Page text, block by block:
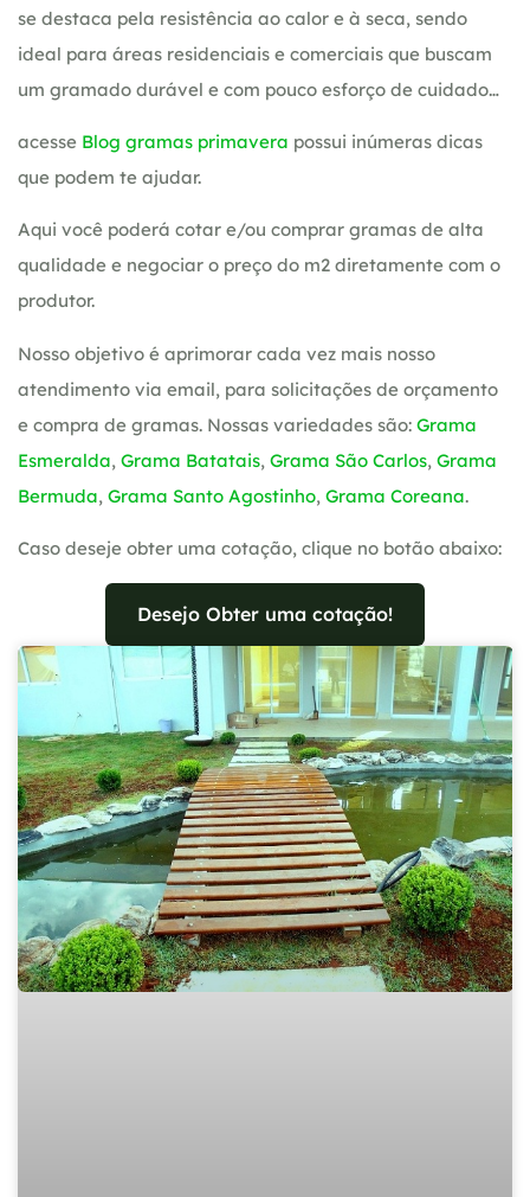
se destaca pela resistência ao calor e à seca, sendo
ideal para áreas residenciais e comerciais que buscam
um gramado durável e com pouco esforço de cuidado…
acesse Blog gramas primavera possui inúmeras dicas
que podem te ajudar.
Aqui você poderá cotar e/ou comprar gramas de alta
qualidade e negociar o preço do m2 diretamente com o
produtor.
Nosso objetivo é aprimorar cada vez mais nosso
atendimento via email, para solicitações de orçamento
e compra de gramas. Nossas variedades são: Grama
Esmeralda, Grama Batatais, Grama São Carlos, Grama
Bermuda, Grama Santo Agostinho, Grama Coreana.
Caso deseje obter uma cotação, clique no botão abaixo:
Desejo Obter uma cotação!